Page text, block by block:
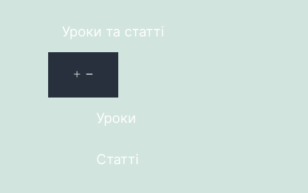
Уроки та статті
Уроки
Статті